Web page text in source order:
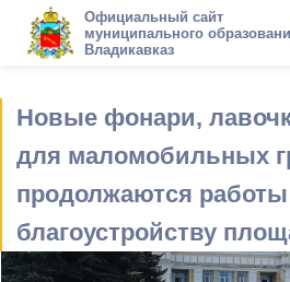
Официальный сайт
муниципального
Владикавказ
Новые фонари,
для маломобильных
продолжаются
благоустройству